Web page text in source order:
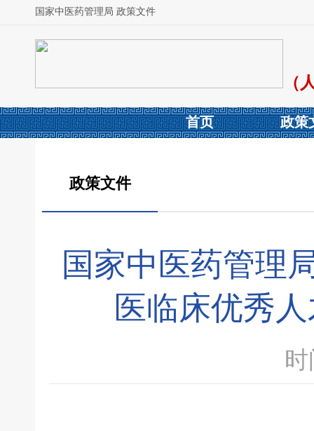
国家中医药管理局 政策文件
（
首页 政策
政策文件
国家中医药管理
医临床优秀